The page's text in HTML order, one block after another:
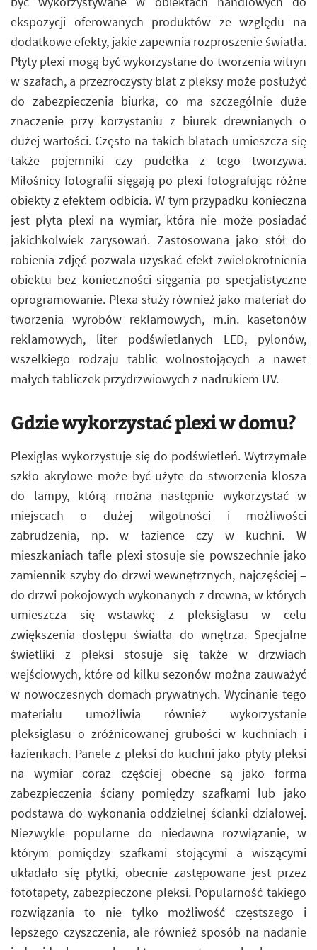
ekspozycji oferowanych produktów ze względu na
dodatkowe efekty, jakie zapewnia rozproszenie światła.
Płyty plexi mogą być wykorzystane do tworzenia witryn
w szafach, a przezroczysty blat z pleksy może posłużyć
do zabezpieczenia biurka, co ma szczególnie duże
znaczenie przy korzystaniu z biurek drewnianych o
dużej wartości. Często na takich blatach umieszcza się
także pojemniki czy pudełka z tego tworzywa.
Miłośnicy fotografii sięgają po plexi fotografując różne
obiekty z efektem odbicia. W tym przypadku konieczna
jest płyta plexi na wymiar, która nie może posiadać
jakichkolwiek zarysowań. Zastosowana jako stół do
robienia zdjęć pozwala uzyskać efekt zwielokrotnienia
obiektu bez konieczności sięgania po specjalistyczne
oprogramowanie. Plexa służy również jako materiał do
tworzenia wyrobów reklamowych, m.in. kasetonów
reklamowych, liter podświetlanych LED, pylonów,
wszelkiego rodzaju tablic wolnostojących a nawet
małych tabliczek przydrzwiowych z nadrukiem UV.
Gdzie wykorzystać plexi w domu?
Plexiglas wykorzystuje się do podświetleń. Wytrzymałe
szkło akrylowe może być użyte do stworzenia klosza
do lampy, którą można następnie wykorzystać w
miejscach o dużej wilgotności i możliwości
zabrudzenia, np. w łazience czy w kuchni. W
mieszkaniach tafle plexi stosuje się powszechnie jako
zamiennik szyby do drzwi wewnętrznych, najczęściej –
do drzwi pokojowych wykonanych z drewna, w których
umieszcza się wstawkę z pleksiglasu w celu
zwiększenia dostępu światła do wnętrza. Specjalne
świetliki z pleksi stosuje się także w drzwiach
wejściowych, które od kilku sezonów można zauważyć
w nowoczesnych domach prywatnych. Wycinanie tego
materiału umożliwia również wykorzystanie
pleksiglasu o zróżnicowanej grubości w kuchniach i
łazienkach. Panele z pleksi do kuchni jako płyty pleksi
na wymiar coraz częściej obecne są jako forma
zabezpieczenia ściany pomiędzy szafkami lub jako
podstawa do wykonania oddzielnej ścianki działowej.
Niezwykle popularne do niedawna rozwiązanie, w
którym pomiędzy szafkami stojącymi a wiszącymi
układało się płytki, obecnie zastępowane jest przez
fototapety, zabezpieczone pleksi. Popularność takiego
rozwiązania to nie tylko możliwość częstszego i
lepszego czyszczenia, ale również sposób na nadanie